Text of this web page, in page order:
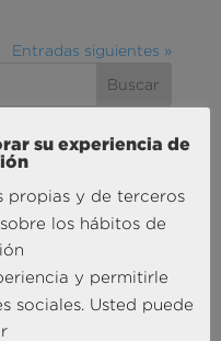
Entradas siguientes »
su experiencia de
propias y de terceros
los hábitos de
y permitirle
sociales. Usted puede